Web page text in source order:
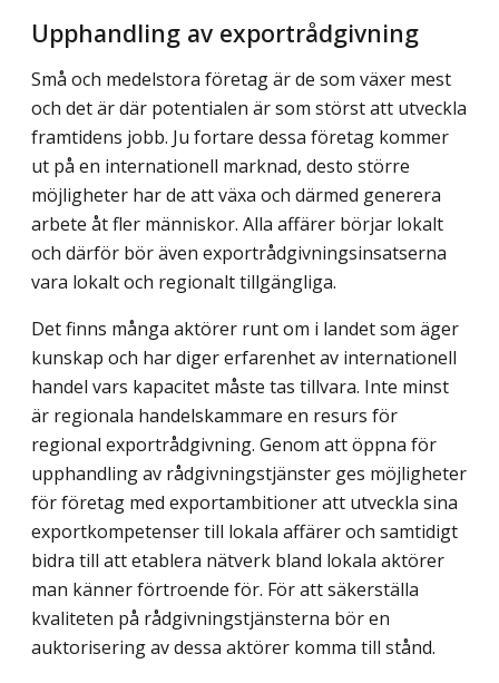
Upphandling av exportrådgivning
Små och medelstora företag är de som växer mest
och det är där potentialen är som störst att utveckla
framtidens jobb. Ju fortare dessa företag kommer
ut på en internationell marknad, desto större
möjligheter har de att växa och därmed generera
arbete åt fler människor. Alla affärer börjar lokalt
och därför bör även exportrådgivningsinsatserna
vara lokalt och regionalt tillgängliga.
Det finns många aktörer runt om i landet som äger
kunskap och har diger erfarenhet av internationell
handel vars kapacitet måste tas tillvara. Inte minst
är regionala handelskammare en resurs för
regional exportrådgivning. Genom att öppna för
upphandling av rådgivningstjänster ges möjligheter
för företag med exportambitioner att utveckla sina
exportkompetenser till lokala affärer och samtidigt
bidra till att etablera nätverk bland lokala aktörer
man känner förtroende för. För att säkerställa
kvaliteten på rådgivningstjänsterna bör en
auktorisering av dessa aktörer komma till stånd.